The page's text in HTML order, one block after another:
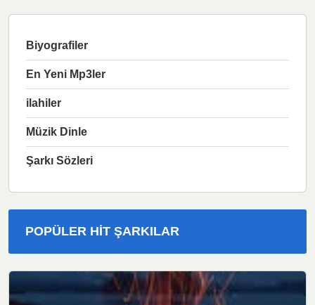
Biyografiler
En Yeni Mp3ler
ilahiler
Müzik Dinle
Şarkı Sözleri
POPÜLER HIT ŞARKILAR